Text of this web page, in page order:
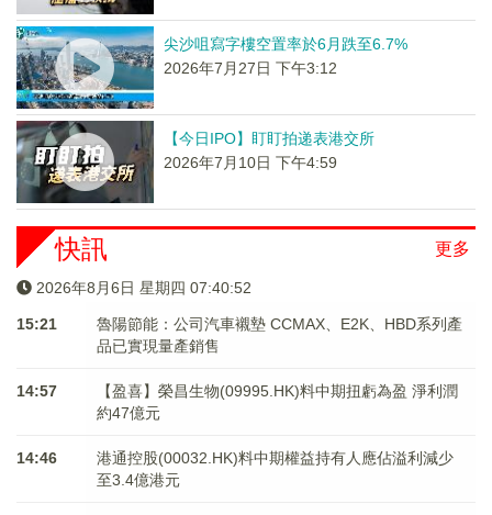
尖沙咀寫字樓空置率於6月跌至6.7%
2026年7月27日 下午3:12
【今日IPO】盯盯拍递表港交所
2026年7月10日 下午4:59
更多
快訊
2026年8月6日 星期四 07:40:53
15:21
魯陽節能：公司汽車襯墊 CCMAX、E2K、HBD系列產
品已實現量產銷售
14:57
【盈喜】榮昌生物(09995.HK)料中期扭虧為盈 淨利潤
約47億元
14:46
港通控股(00032.HK)料中期權益持有人應佔溢利減少
至3.4億港元